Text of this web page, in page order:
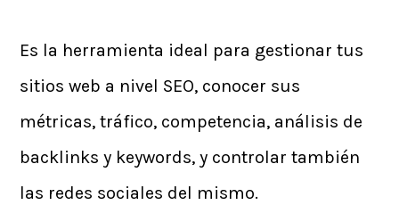
Es la herramienta ideal para gestionar tus
sitios web a nivel SEO, conocer sus
métricas, tráfico, competencia, análisis de
backlinks y keywords, y controlar también
las redes sociales del mismo.